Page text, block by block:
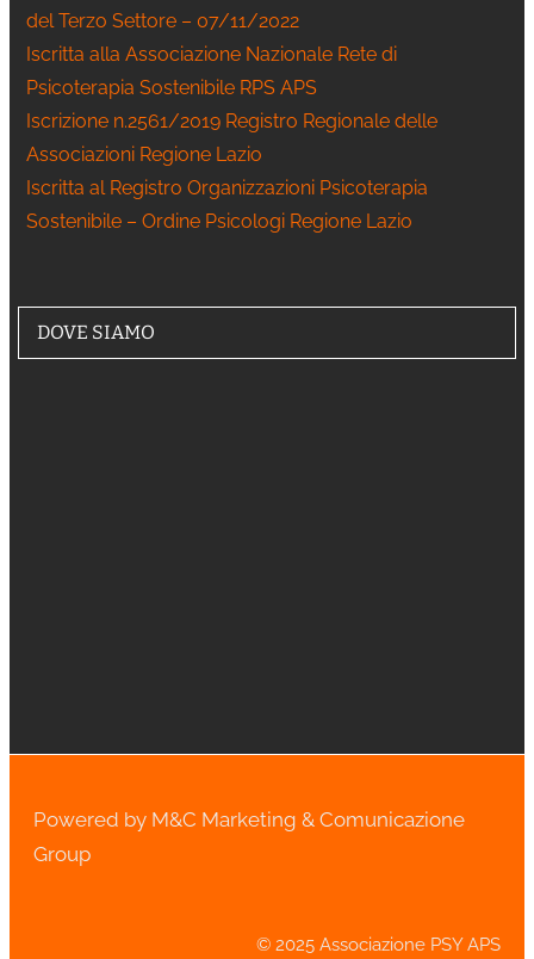
del Terzo Settore – 07/11/2022
Iscritta alla Associazione Nazionale Rete di
Psicoterapia Sostenibile RPS APS
Iscrizione n.2561/2019 Registro Regionale delle
Associazioni Regione Lazio
Iscritta al Registro Organizzazioni Psicoterapia
Sostenibile – Ordine Psicologi Regione Lazio
DOVE SIAMO
Powered by M&C Marketing & Comunicazione
Group
© 2025 Associazione PSY APS